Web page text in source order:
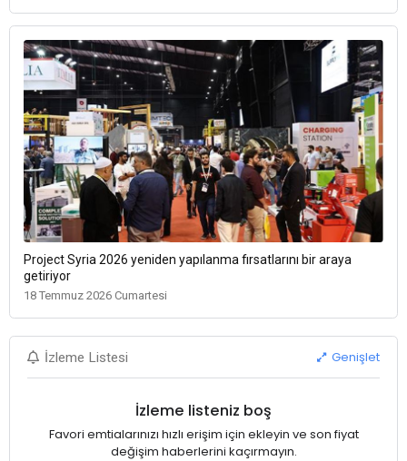
Project Syria 2026 yeniden yapılanma fırsatlarını bir araya
getiriyor
18 Temmuz 2026 Cumartesi
İzleme Listesi Genişlet
İzleme listeniz boş
Favori emtialarınızı hızlı erişim için ekleyin ve son fiyat
değişim haberlerini kaçırmayın.